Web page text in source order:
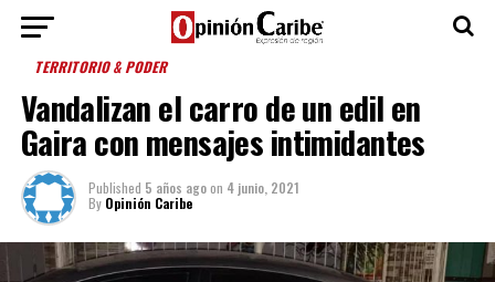
TERRITORIO & PODER
Vandalizan el carro de un edil en
Gaira con mensajes intimidantes
Published 5 años agoon 4 junio, 2021
By Opinión Caribe